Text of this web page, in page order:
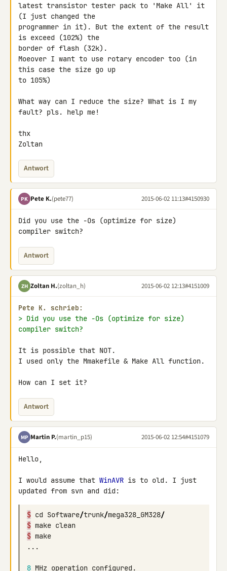
latest transistor tester pack to 'Make All' it
(I just changed the
programmer in it). But the extent of the result
is exceed (102%) the
border of flash (32k).
Moeover I want to use rotary encoder too (in
this case the size go up
to 105%)
What way can I reduce the size? What is I my
fault? pls. help me!
thx
Zoltan
Antwort
PK Pete K.(pete77) 2015-06-02 11:13#4150930
Did you use the -Os (optimize for size)
compiler switch?
Antwort
ZH Zoltan H.(zoltan_h) 2015-06-02 12:13#4151009
Pete K. schrieb:
> Did you use the -Os (optimize for size)
compiler switch?
It is possible that NOT.
I used only the Mmakefile & Make All function.
How can I set it?
Antwort
MP Martin P.(martin_p15) 2015-06-02 12:54#4151079
Hello,
I would assume that WinAVR is to old. I just
updated from svn and did:
$ cd Software/trunk/mega328_GM328/
$ make clean
$ make
...
8 MHz operation configured.